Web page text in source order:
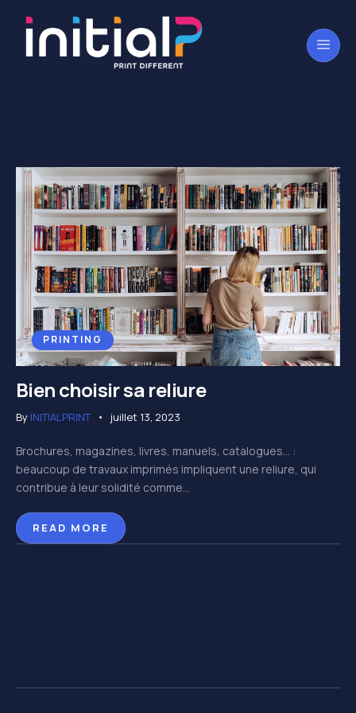
PRINTING
Bien choisir sa reliure
By INITIALPRINT juillet 13, 2023
Brochures, magazines, livres, manuels, catalogues… :
beaucoup de travaux imprimés impliquent une reliure, qui
contribue à leur solidité comme...
READ MORE